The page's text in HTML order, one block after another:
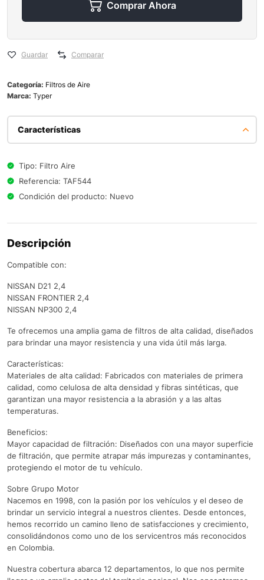
Comprar Ahora
Guardar Comparar
Categoría: Filtros de Aire
Marca: Typer
Características
Tipo: Filtro Aire
Referencia: TAF544
Condición del producto: Nuevo
Descripción
Compatible con:
NISSAN D21 2,4
NISSAN FRONTIER 2,4
NISSAN NP300 2,4
Te ofrecemos una amplia gama de filtros de alta calidad, diseñados
para brindar una mayor resistencia y una vida útil más larga.
Características:
Materiales de alta calidad: Fabricados con materiales de primera
calidad, como celulosa de alta densidad y fibras sintéticas, que
garantizan una mayor resistencia a la abrasión y a las altas
temperaturas.
Beneficios:
Mayor capacidad de filtración: Diseñados con una mayor superficie
de filtración, que permite atrapar más impurezas y contaminantes,
protegiendo el motor de tu vehículo.
Sobre Grupo Motor
Nacemos en 1998, con la pasión por los vehículos y el deseo de
brindar un servicio integral a nuestros clientes. Desde entonces,
hemos recorrido un camino lleno de satisfacciones y crecimiento,
consolidándonos como uno de los servicentros más reconocidos
en Colombia.
Nuestra cobertura abarca 12 departamentos, lo que nos permite